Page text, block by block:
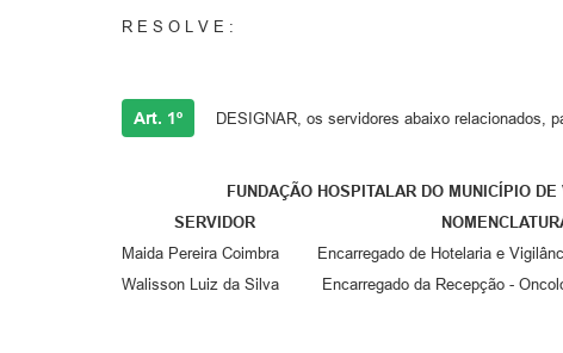
R E S O L V E :
Art. 1º DESIGNAR, os servidores abaixo relacionados,
FUNDAÇÃO HOSPITALAR DO MUNICÍPIO DE
SERVIDOR
Maida Pereira Coimbra Encarregado de Hotelaria e
Walisson Luiz da Silva Encarregado da Recepção -